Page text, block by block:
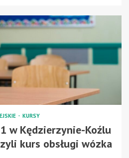
KURSY
w Kędzierzynie-Koźlu
kurs obsługi wózka